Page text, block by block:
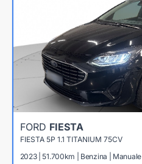
FORD FIESTA
FIESTA 5P 1.1 TITANIUM 75CV
2023 | 51.700km | Benzina | Manuale